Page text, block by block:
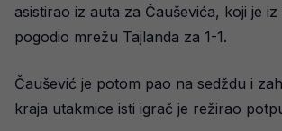
asistirao iz auta za Čauševića, koji je
pogodio mrežu Tajlanda za 1-1.
Čaušević je potom pao na sedždu i
kraja utakmice isti igrač je režirao